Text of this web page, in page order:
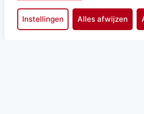
Instellingen Alles afwijzen
onderdeel van